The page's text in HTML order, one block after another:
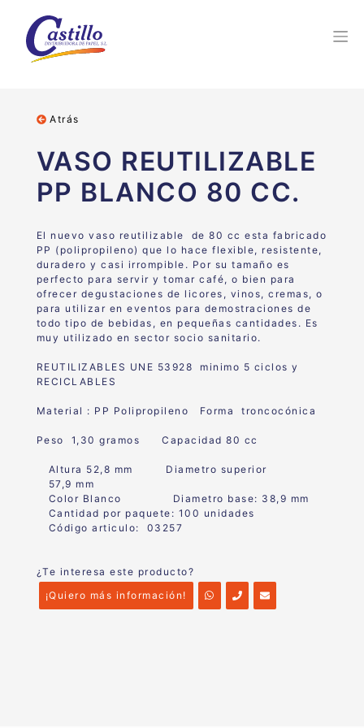
Atrás
VASO REUTILIZABLE
PP BLANCO 80 CC.
El nuevo vaso reutilizable de 80 cc esta fabricado
PP (polipropileno) que lo hace flexible, resistente,
duradero y casi irrompible. Por su tamaño es
perfecto para servir y tomar café, o bien para
ofrecer degustaciones de licores, vinos, cremas, o
para utilizar en eventos para demostraciones de
todo tipo de bebidas, en pequeñas cantidades. Es
muy utilizado en sector socio sanitario.
REUTILIZABLES UNE 53928 minimo 5 ciclos y
RECICLABLES
Material : PP Polipropileno Forma troncocónica
Peso 1,30 gramos Capacidad 80 cc
Altura 52,8 mm Diametro superior
57,9 mm
Color Blanco Diametro base: 38,9 mm
Cantidad por paquete: 100 unidades
Código articulo: 03257
¿Te interesa este producto?
¡Quiero más información!